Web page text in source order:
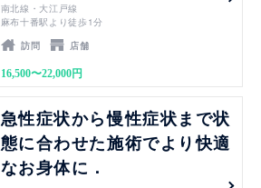
南北線・大江戸線
麻布十番駅より徒歩1分
訪問
店舗
16,500〜22,000円
急性症状から慢性症状まで状
態に合わせた施術でより快適
なお身体に．